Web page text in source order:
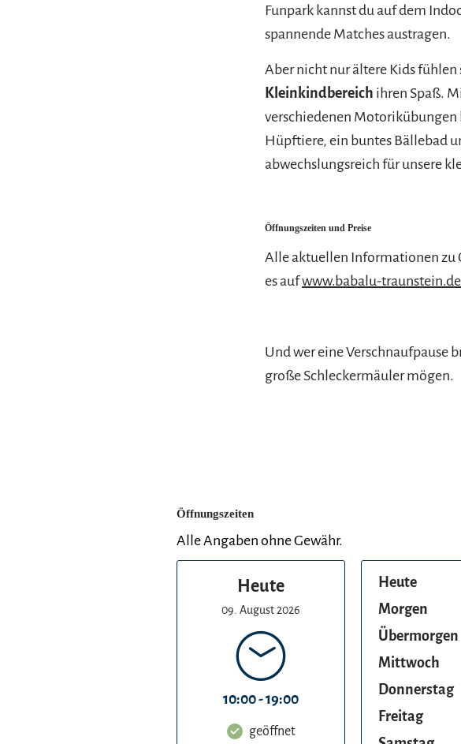
Funpark kannst du auf dem
spannende Matches austragen.
Aber nicht nur ältere Kids
Kleinkindbereich ihren Spaß.
verschiedenen Motorikübungen
Hüpftiere, ein buntes Bällebad
abwechslungsreich für unsere
Öffnungszeiten und Preise
Alle aktuellen Informationen zu
es aufwww.babalu-traunstein.de
Und wer eine Verschnaufpause
große Schleckermäuler mögen.
Öffnungszeiten
Alle Angaben ohne Gewähr.
Heute
09. August 2026
10:00 - 19:00
geöffnet
Heute
Morgen
Übermorgen
Mittwoch
Donnerstag
Freitag